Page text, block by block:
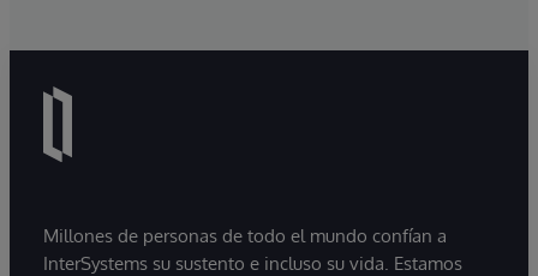
Millones de personas de todo el mundo confían a
InterSystems su sustento e incluso su vida. Estamos